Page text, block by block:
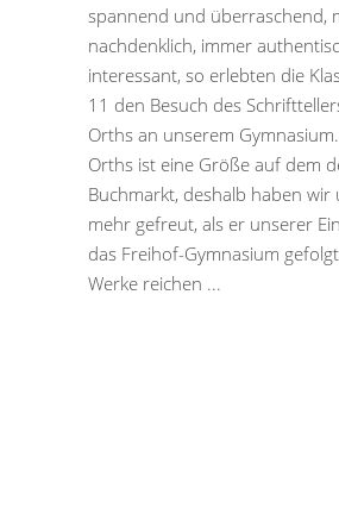
spannend und überraschend,
nachdenklich, immer
interessant, so erlebten die
11 den Besuch des
Orths an unserem
Orths ist eine Größe auf dem
Buchmarkt, deshalb haben wir
mehr gefreut, als er unserer
das Freihof-Gymnasium
Werke reichen